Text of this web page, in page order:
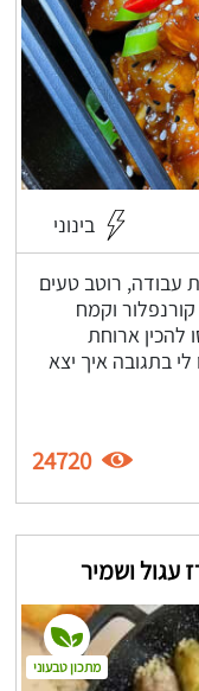
בינוני
פריך טעים תוך 10 דקות עבודה, רוטב טעים
קורנפלור וקמח
להכין ארוחת
בתגובה איך יצא
24720
עגול ושמיר
מתכון טבעוני